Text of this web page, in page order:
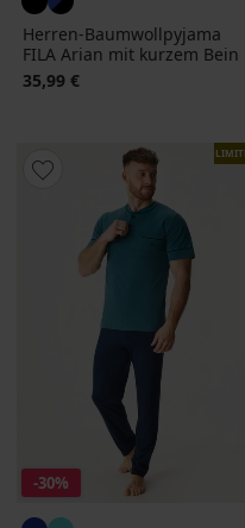
Herren-Baumwollpyjama
FILA Arian mit kurzem Bein
35,99 €
-30%